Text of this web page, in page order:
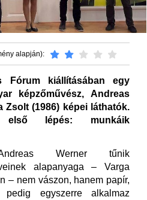
alapján):
Fórum kiállításában egy
képzőművész, Andreas
Zsolt (1986) képei láthatók.
lépés: munkáik
Werner tűnik
alapanyaga – Varga
– nem vászon, hanem papír,
pedig egyszerre alkalmaz